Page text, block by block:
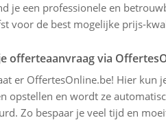
je een professionele en
voor de best mogelijke prijs-
offerteaanvraag via
er OffertesOnline.be! Hier kun
opstellen en wordt ze
Zo bespaar je veel tijd en